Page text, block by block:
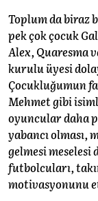
Toplum da biraz
pek çok çocuk
Alex, Quaresma
kurulu üyesi
Çocukluğumun
Mehmet gibi
oyuncular daha
yabancı
gelmesi meselesi
futbolcuları,
motivasyonunu